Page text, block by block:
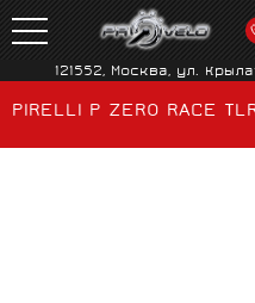
121552, Москва, ул.
PIRELLI P ZERO RACE